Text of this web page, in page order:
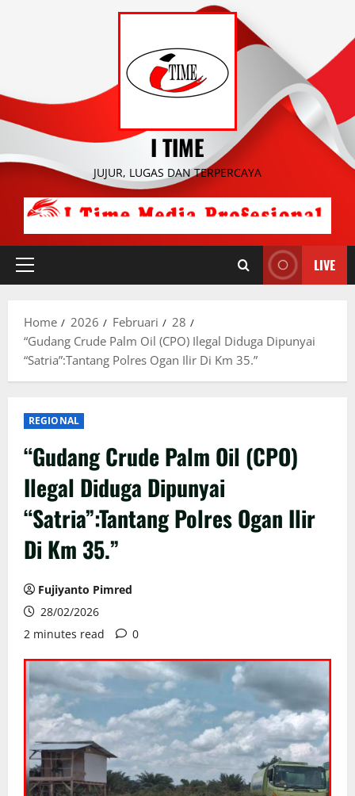
I TIME
JUJUR, LUGAS DAN TERPERCAYA
Primary
LIVE
Home 2026 Februari
28
“Gudang Crude Palm Oil (CPO) Ilegal Diduga Dipunyai
“Satria”:Tantang Polres Ogan Ilir Di Km 35.”
REGIONAL
“Gudang Crude Palm Oil (CPO)
Ilegal Diduga Dipunyai
“Satria”:Tantang Polres Ogan Ilir
Di Km 35.”
Fujiyanto Pimred
28/02/2026
2 minutes read
0